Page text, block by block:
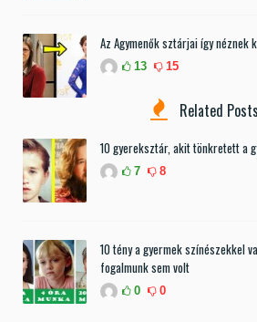
Az Agymenők sztárjai így néznek
13 15
Related Posts
10 gyereksztár, akit tönkretett a
7 8
10 tény a gyermek színészekkel
fogalmunk sem volt
0 0